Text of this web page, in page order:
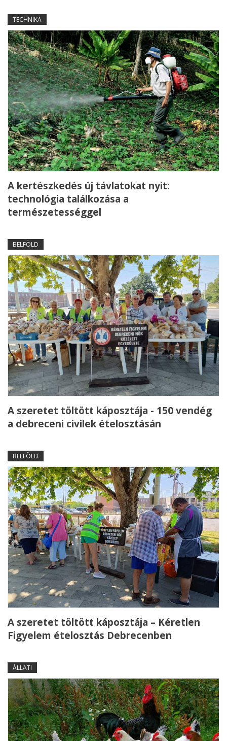
TECHNIKA
A kertészkedés új távlatokat nyit:
technológia találkozása a
természetességgel
BELFÖLD
A szeretet töltött káposztája - 150 vendég
a debreceni civilek ételosztásán
BELFÖLD
A szeretet töltött káposztája – Kéretlen
Figyelem ételosztás Debrecenben
ÁLLATI